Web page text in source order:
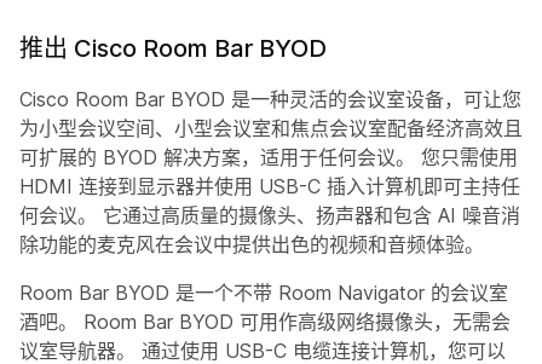
推出 Cisco Room Bar BYOD
Cisco Room Bar BYOD 是一种灵活的会议室设备，可让您
为小型会议空间、小型会议室和焦点会议室配备经济高效且
可扩展的 BYOD 解决方案，适用于任何会议。 您只需使用
HDMI 连接到显示器并使用 USB-C 插入计算机即可主持任
何会议。 它通过高质量的摄像头、扬声器和包含 AI 噪音消
除功能的麦克风在会议中提供出色的视频和音频体验。
Room Bar BYOD 是一个不带 Room Navigator 的会议室
酒吧。 Room Bar BYOD 可用作高级网络摄像头，无需会
议室导航器。 通过使用 USB-C 电缆连接计算机，您可以